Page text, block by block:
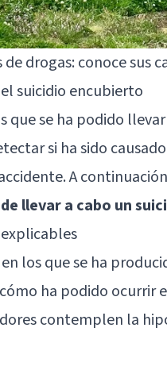
de drogas: conoce sus
suicidio encubierto
que se ha podido
si ha sido
A
llevar a cabo un
los que se ha
ha podido ocurrir
contemplen la